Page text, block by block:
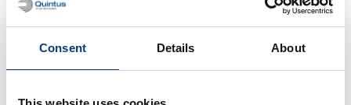
Consent Details About
브로셔
열간 등방성 프레스용 퀸투스® 케어